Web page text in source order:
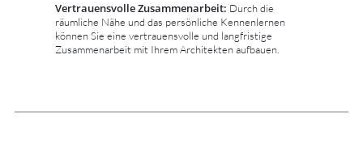
Vertrauensvolle Zusammenarbeit: Durch die
räumliche Nähe und das persönliche Kennenlernen
können Sie eine vertrauensvolle und langfristige
Zusammenarbeit mit Ihrem Architekten aufbauen.